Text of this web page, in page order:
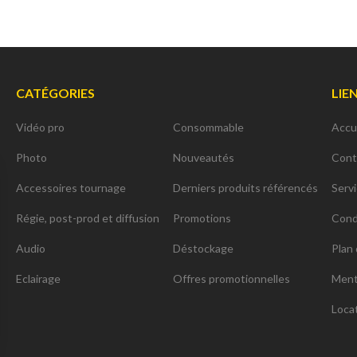
CATÉGORIES
Vidéo pro
Photo
Accessoires tournage
Régie, post-prod et diffusion
Audio
Eclairage
Consommable
Nouveautés
Derniers produits référencés
Promotions
Déstockage
Offres promotionnelles